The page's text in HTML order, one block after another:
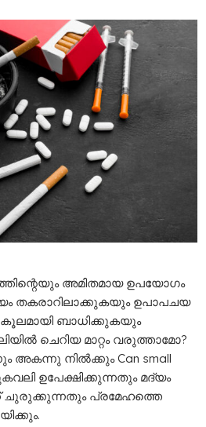
അമിതമായ ഉപയോഗം
തകരാറിലാക്കുകയും ഉപാപചയ
ബാധിക്കുകയും
ചെറിയ മാറ്റം വരുത്താമോ?
അകന്നു നിൽക്കും Can small
ഉപേക്ഷിക്കുന്നതും മദ്യം
ചുരുക്കുന്നതും പ്രമേഹത്തെ